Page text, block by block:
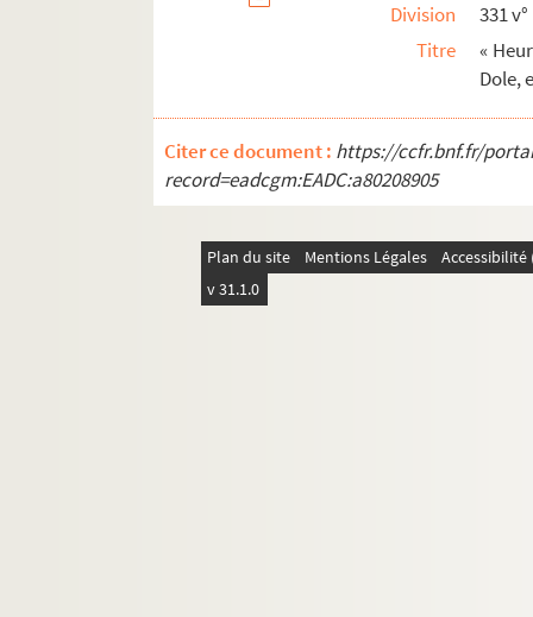
Division
331 v°
Titre
«
Dole,
Citer ce document : https://ccfr.bnf.fr/
record=eadcgm:EADC:a80208905
Plan du site Mentions Légales
v 31.1.0